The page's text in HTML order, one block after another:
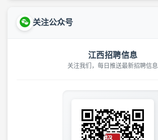
关注公众号
江西招聘信息
关注我们，每日推送最新招聘信息